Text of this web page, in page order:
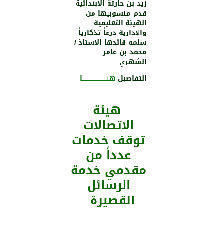
زيد بن حارثة الابتدائية
قدم منسوبيها من
الهيئة التعليمية
والادارية درعاً تذكارياً
سلمه قائدها الاستاذ /
محمد بن عامر
الشهري
التفاصيلهنـــــــــــــــــــــــــا
هيئة
الاتصالات
توقف خدمات
عدداً من
مقدمي خدمة
الرسائل
القصيرة